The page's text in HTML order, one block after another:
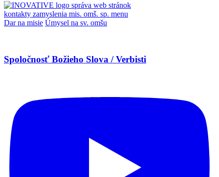
správa web stránok
kontakty zamyslenia mis. omš. sp. menu
Dar na misie Úmysel na sv. omšu
Spoločnosť Božieho Slova / Verbisti